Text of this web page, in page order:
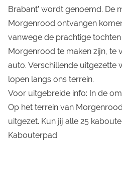
Brabant’ wordt genoemd. De
Morgenrood ontvangen
vanwege de prachtige
Morgenrood te maken zijn, te
auto. Verschillende uitgezette
lopen langs ons terrein.
Voor uitgebreide info: In de
Op het terrein van
uitgezet. Kun jij alle 25
Kabouterpad